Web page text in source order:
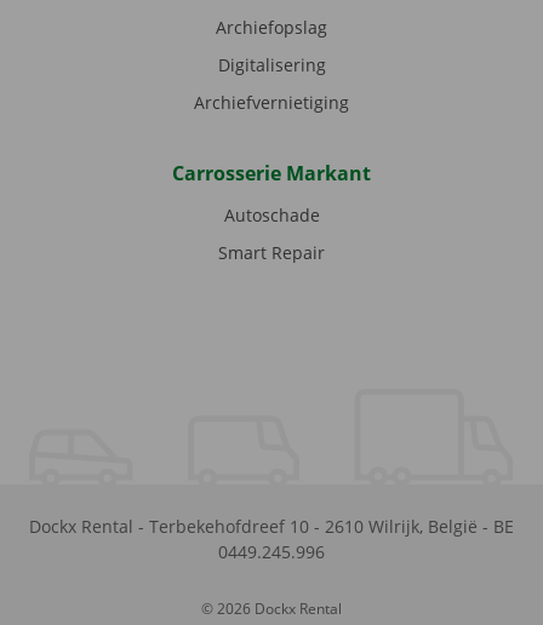
Archiefopslag
Digitalisering
Archiefvernietiging
Carrosserie Markant
Autoschade
Smart Repair
Dockx Rental - Terbekehofdreef 10 - 2610 Wilrijk, België - BE
0449.245.996
© 2026 Dockx Rental